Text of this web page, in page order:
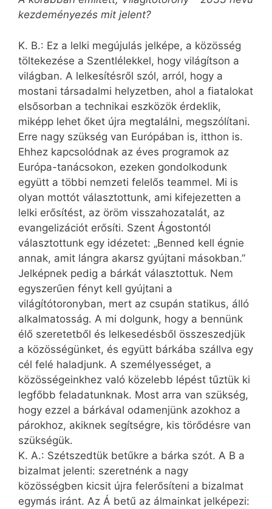
kezdeményezés mit jelent?
K. B.: Ez a lelki megújulás jelképe, a közösség
töltekezése a Szentlélekkel, hogy világítson a
világban. A lelkesítésről szól, arról, hogy a
mostani társadalmi helyzetben, ahol a fiatalokat
elsősorban a technikai eszközök érdeklik,
miképp lehet őket újra megtalálni, megszólítani.
Erre nagy szükség van Európában is, itthon is.
Ehhez kapcsolódnak az éves programok az
Európa-tanácsokon, ezeken gondolkodunk
együtt a többi nemzeti felelős teammel. Mi is
olyan mottót választottunk, ami kifejezetten a
lelki erősítést, az öröm visszahozatalát, az
evangelizációt erősíti. Szent Ágostontól
választottunk egy idézetet: „Benned kell égnie
annak, amit lángra akarsz gyújtani másokban.”
Jelképnek pedig a bárkát választottuk. Nem
egyszerűen fényt kell gyújtani a
világítótoronyban, mert az csupán statikus, álló
alkalmatosság. A mi dolgunk, hogy a bennünk
élő szeretetből és lelkesedésből összeszedjük
a közösségünket, és együtt bárkába szállva egy
cél felé haladjunk. A személyességet, a
közösségeinkhez való közelebb lépést tűztük ki
legfőbb feladatunknak. Most arra van szükség,
hogy ezzel a bárkával odamenjünk azokhoz a
párokhoz, akiknek segítségre, kis törődésre van
szükségük.
K. A.: Szétszedtük betűkre a bárka szót. A B a
bizalmat jelenti: szeretnénk a nagy
közösségben kicsit újra felerősíteni a bizalmat
egymás iránt. Az Á betű az álmainkat jelképezi: